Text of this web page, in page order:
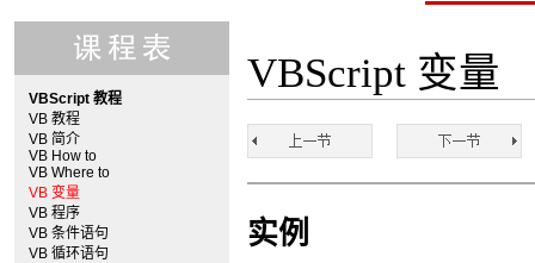
VBScript 教程
VB 教程
VB 简介
VB How to
VB Where to
VB 变量
VB 程序
VB 条件语句
VB 循环语句
VBScript 变量
实例